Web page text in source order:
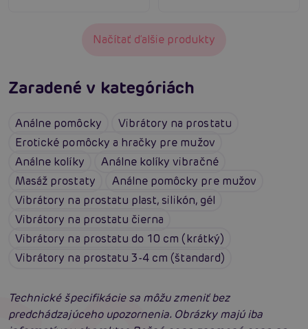
Načítať ďalšie produkty
Zaradené v kategóriách
Análne pomôcky
Vibrátory na prostatu
Erotické pomôcky a hračky pre mužov
Análne kolíky
Análne kolíky vibračné
Masáž prostaty
Análne pomôcky pre mužov
Vibrátory na prostatu plast, silikón, gél
Vibrátory na prostatu čierna
Vibrátory na prostatu do 10 cm (krátký)
Vibrátory na prostatu 3-4 cm (štandard)
Technické špecifikácie sa môžu zmeniť bez
predchádzajúceho upozornenia. Obrázky majú iba